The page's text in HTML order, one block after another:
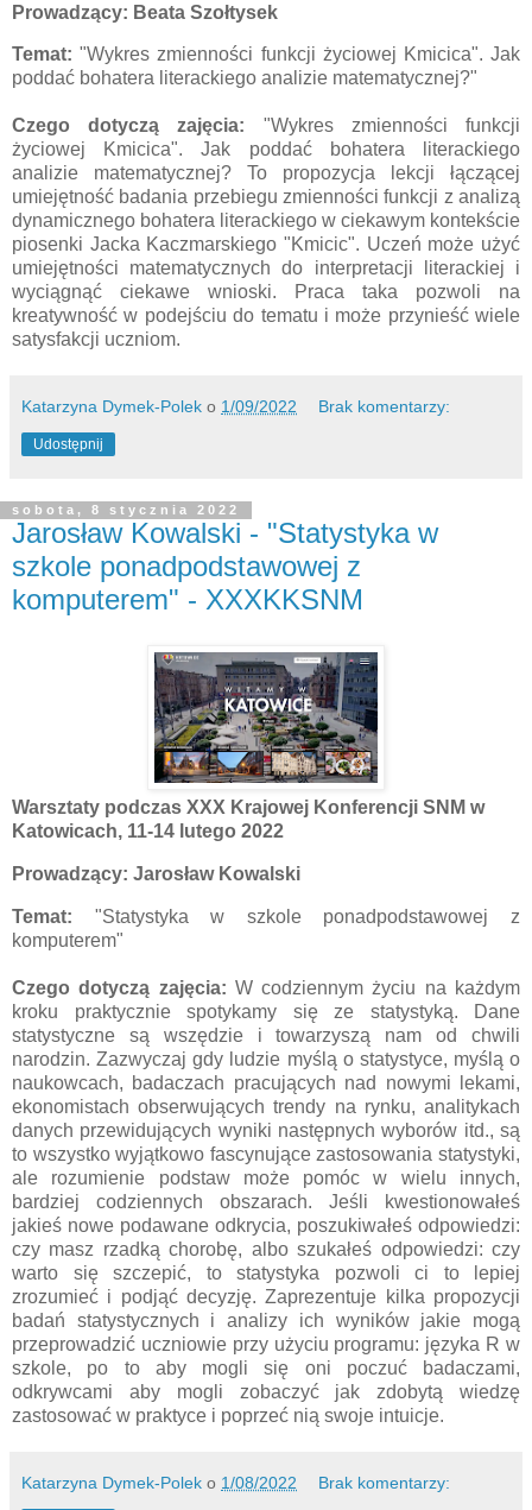
Prowadzący: Beata Szołtysek
Temat:"Wykres zmienności funkcji życiowej Kmicica". Jak
poddać bohatera literackiego analizie matematycznej?"
Czego dotyczą zajęcia: "Wykres zmienności funkcji
życiowej Kmicica". Jak poddać bohatera literackiego
analizie matematycznej? To propozycja lekcji łączącej
umiejętność badania przebiegu zmienności funkcji z analizą
dynamicznego bohatera literackiego w ciekawym kontekście
piosenki Jacka Kaczmarskiego "Kmicic". Uczeń może użyć
umiejętności matematycznych do interpretacji literackiej i
wyciągnąć ciekawe wnioski. Praca taka pozwoli na
kreatywność w podejściu do tematu i może przynieść wiele
satysfakcji uczniom.
Katarzyna Dymek-Polek o 1/09/2022 Brak komentarzy:
Udostępnij
sobota, 8 stycznia 2022
Jarosław Kowalski - "Statystyka w
szkole ponadpodstawowej z
komputerem" - XXXKKSNM
Warsztaty podczas XXX Krajowej Konferencji SNM w
Katowicach, 11-14 lutego 2022
Prowadzący: Jarosław Kowalski
Temat: "Statystyka w szkole ponadpodstawowej z
komputerem"
Czego dotyczą zajęcia: W codziennym życiu na każdym
kroku praktycznie spotykamy się ze statystyką. Dane
statystyczne są wszędzie i towarzyszą nam od chwili
narodzin. Zazwyczaj gdy ludzie myślą o statystyce, myślą o
naukowcach, badaczach pracujących nad nowymi lekami,
ekonomistach obserwujących trendy na rynku, analitykach
danych przewidujących wyniki następnych wyborów itd., są
to wszystko wyjątkowo fascynujące zastosowania statystyki,
ale rozumienie podstaw może pomóc w wielu innych,
bardziej codziennych obszarach. Jeśli kwestionowałeś
jakieś nowe podawane odkrycia, poszukiwałeś odpowiedzi:
czy masz rzadką chorobę, albo szukałeś odpowiedzi: czy
warto się szczepić, to statystyka pozwoli ci to lepiej
zrozumieć i podjąć decyzję. Zaprezentuje kilka propozycji
badań statystycznych i analizy ich wyników jakie mogą
przeprowadzić uczniowie przy użyciu programu: języka R w
szkole, po to aby mogli się oni poczuć badaczami,
odkrywcami aby mogli zobaczyć jak zdobytą wiedzę
zastosować w praktyce i poprzeć nią swoje intuicje.
Katarzyna Dymek-Polek o 1/08/2022 Brak komentarzy: